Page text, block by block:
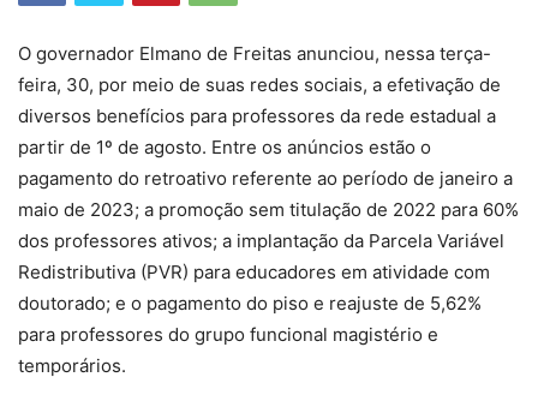
O governador Elmano de Freitas anunciou, nessa terça-
feira, 30, por meio de suas redes sociais, a efetivação de
diversos benefícios para professores da rede estadual a
partir de 1º de agosto. Entre os anúncios estão o
pagamento do retroativo referente ao período de janeiro a
maio de 2023; a promoção sem titulação de 2022 para 60%
dos professores ativos; a implantação da Parcela Variável
Redistributiva (PVR) para educadores em atividade com
doutorado; e o pagamento do piso e reajuste de 5,62%
para professores do grupo funcional magistério e
temporários.